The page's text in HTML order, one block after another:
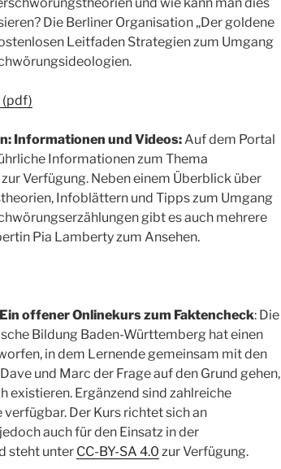
Die Berliner Organisation „Der goldene
Leitfaden Strategien zum Umgang
(pdf)
Informationen und Videos:Auf dem Portal
Informationen zum Thema
Verfügung. Neben einem Überblick über
Infoblättern und Tipps zum Umgang
gibt es auch mehrere
Pia Lamberty zum Ansehen.
offener Onlinekurs zum Faktencheck: Die
Bildung Baden-Württemberg hat einen
in dem Lernende gemeinsam mit den
und Marc der Frage auf den Grund gehen,
existieren. Ergänzend sind zahlreiche
Der Kurs richtet sich an
auch für den Einsatz in der
steht unter CC-BY-SA 4.0 zur Verfügung.